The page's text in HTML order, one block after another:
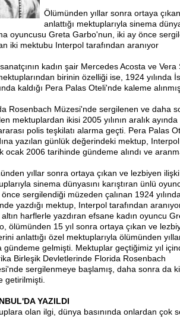
Ölümünden yıllar sonra ortaya
anlattığı mektuplarıyla sinema
oyuncusu Greta Garbo'nun, iki ay önce
iki mektubu Interpol tarafından aranıyor
kadın şair Mercedes Acosta ve Vera
birinin özelliği ise, 1924 yılında
kaldığı Pera Palas Oteli'nde kaleme
Rosenbach Müzesi'nde sergilenen ve daha
mektuplardan ikisi 2005 yılının aralık ayında
polis teşkilatı alarma geçti. Pera Palas
yazılan günlük değerindeki mektup,
ocak 2006 tarihinde gündeme alındı ve
yıllar sonra ortaya çıkan ve lezbiyen
sinema dünyasını karıştıran ünlü
önce sergilendiği müzeden çalınan 1924
yazdığı mektup, Interpol tarafından
altın harflerle yazdıran efsane kadın oyuncu
ölümünden 15 yıl sonra ortaya çıkan ve
anlattığı özel mektuplarıyla ölümünden
gündeme gelmişti. Mektuplar geçtiğimiz yıl
Birleşik Devletlerinde Florida Rosenbach
sergilenmeye başlamış, daha sonra da
getirilmişti.
YAZILDI
olan ilgi, dünya basınında onlardan çok